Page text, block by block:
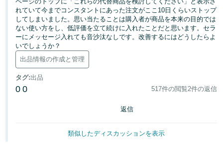
- DE
Español
- ES
Français
- FR
れていて今までコンスタントにあった注文がここ10日くらいストップ
してしまいました。思い当たることは購入者が商品を本来の目的では
ない使い方をし、低評価を立て続けに入れたことだと思います。セラ
ーにメッセージ入れても音沙汰なしです。改善するにはどうしたらよ
いでしょうか？
出品情報の作成と管理
タグ:出品
0 0 517件の閲覧2件の返信
返信
類似したディスカッションを表示